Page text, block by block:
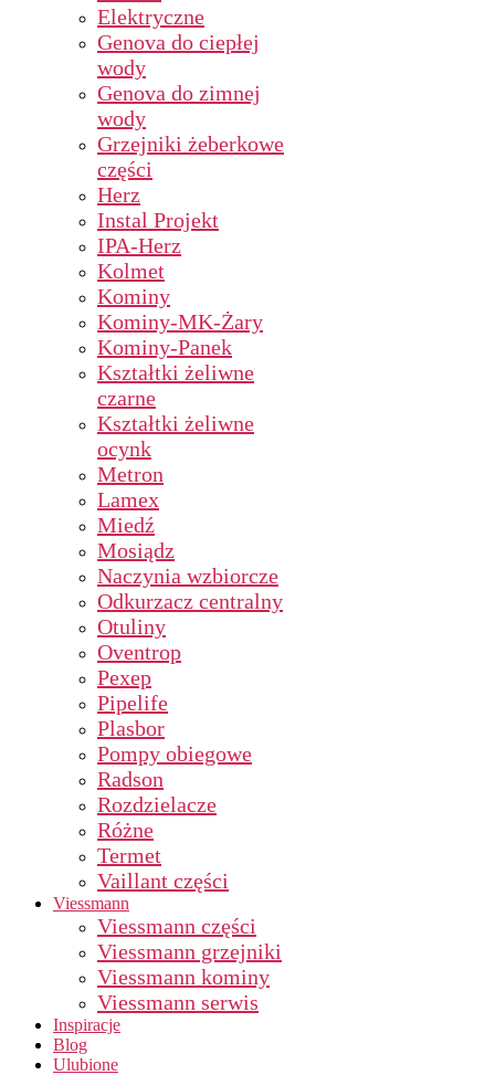
Elektryczne
Genova do ciepłej
wody
Genova do zimnej
wody
Grzejniki żeberkowe
części
Herz
Instal Projekt
IPA-Herz
Kolmet
Kominy
Kominy-MK-Żary
Kominy-Panek
Kształtki żeliwne
czarne
Kształtki żeliwne
ocynk
Metron
Lamex
Miedź
Mosiądz
Naczynia wzbiorcze
Odkurzacz centralny
Otuliny
Oventrop
Pexep
Pipelife
Plasbor
Pompy obiegowe
Radson
Rozdzielacze
Różne
Termet
Vaillant części
Viessmann
Viessmann części
Viessmann grzejniki
Viessmann kominy
Viessmann serwis
Inspiracje
Blog
Ulubione